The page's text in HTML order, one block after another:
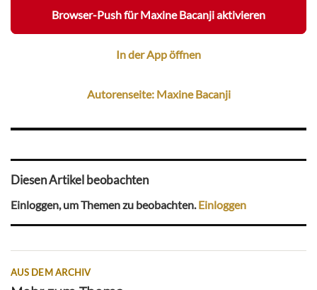
Browser-Push für Maxine Bacanji aktivieren
In der App öffnen
Autorenseite: Maxine Bacanji
Diesen Artikel beobachten
Einloggen, um Themen zu beobachten.Einloggen
AUS DEM ARCHIV